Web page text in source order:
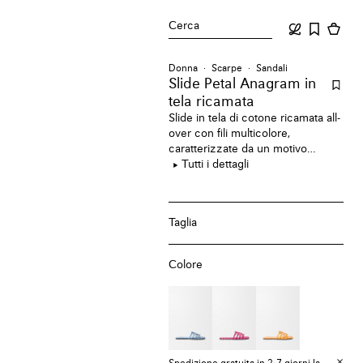
Cerca
Donna Scarpe Sandali
Slide Petal Anagram in
tela ricamata
Slide in tela di cotone ricamata all-
over con fili multicolore,
caratterizzate da un motivo
Anagram traforato sulla tomaia,
Tutti i dettagli
Taglia
Colore